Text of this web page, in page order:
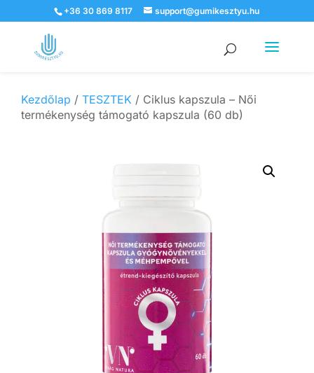
+36 30 869 8117 support@gumikesztyu.hu
Products
search
Kezdőlap / TESZTEK / Ciklus kapszula – Női
termékenység támogató kapszula (60 db)